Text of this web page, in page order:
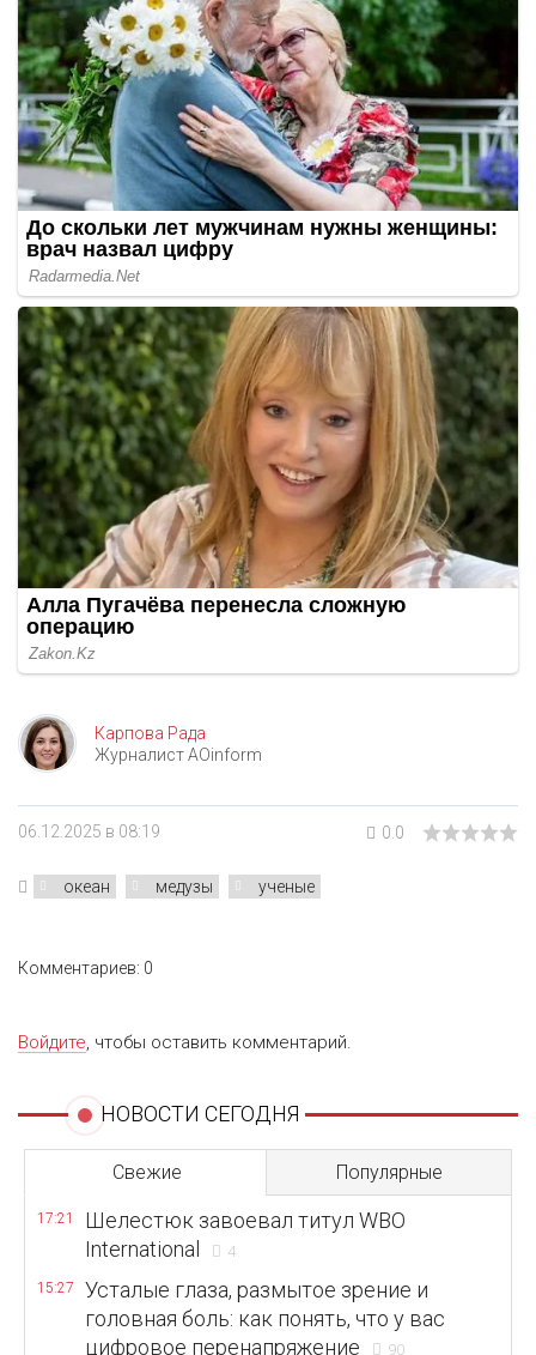
Карпова Рада
Журналист AOinform
06.12.2025 в 08:19 0.0
океан медузы ученые
Комментариев: 0
Войдите, чтобы оставить комментарий.
НОВОСТИ СЕГОДНЯ
Свежие Популярные
17:21
Шелестюк завоевал титул WBO
International
4
15:27
Усталые глаза, размытое зрение и
головная боль: как понять, что у вас
цифровое перенапряжение
90